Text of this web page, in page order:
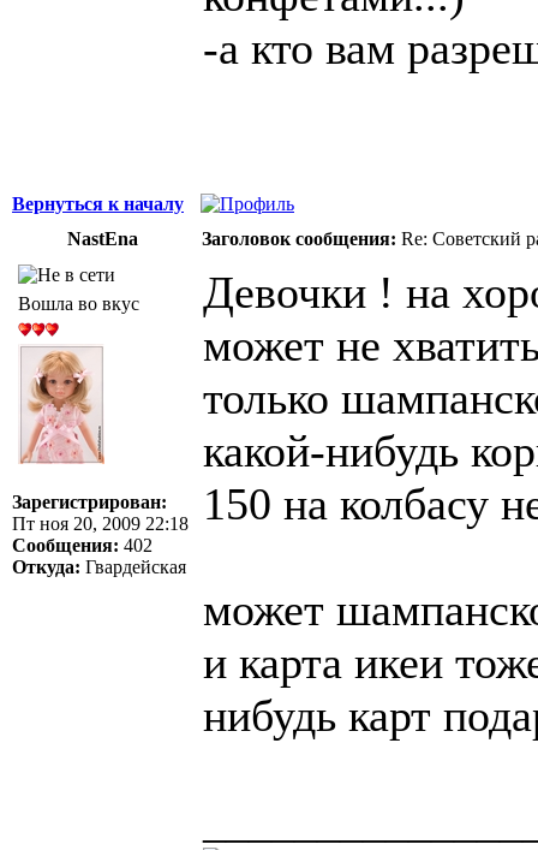
-а кто вам
Вернуться к началу
NastEna
Заголовок сообщения: Re: Советский
Вошла во вкус
Зарегистрирован:
Пт ноя 20, 2009 22:18
Сообщения: 402
Откуда: Гвардейская
Девочки ! на
может не
только
какой-нибудь
150 на колбасу
может
и карта икеи
нибудь карт